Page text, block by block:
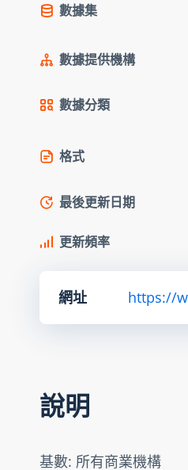
數據集
數據提供機構
數據分類
格式
最後更新日期
更新頻率
網址 https://
說明
基數: 所有商業機構